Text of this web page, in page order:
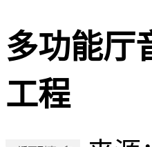
多功能厅
工程